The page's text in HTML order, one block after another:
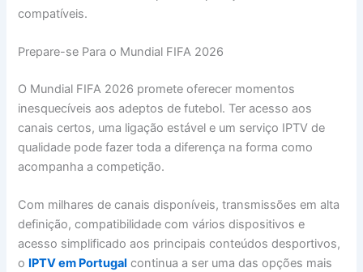
compatíveis.
Prepare-se Para o Mundial FIFA 2026
O Mundial FIFA 2026 promete oferecer momentos
inesquecíveis aos adeptos de futebol. Ter acesso aos
canais certos, uma ligação estável e um serviço IPTV de
qualidade pode fazer toda a diferença na forma como
acompanha a competição.
Com milhares de canais disponíveis, transmissões em alta
definição, compatibilidade com vários dispositivos e
acesso simplificado aos principais conteúdos desportivos,
o IPTV em Portugal continua a ser uma das opções mais